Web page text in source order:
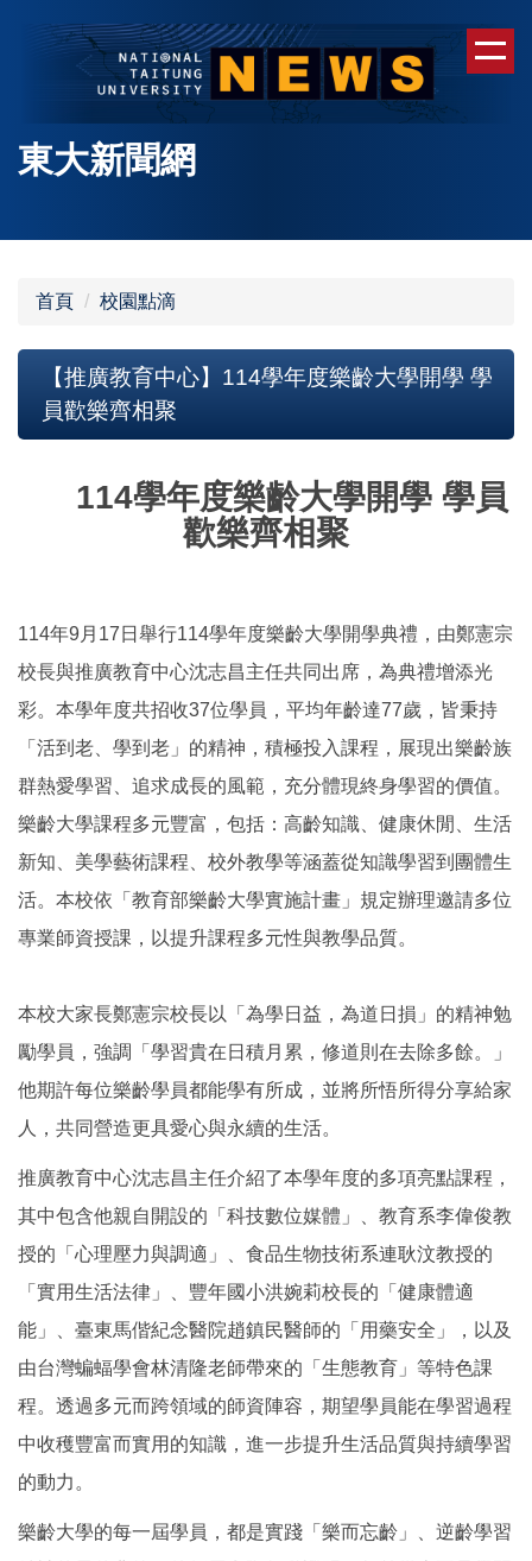
容
東大新聞網
首頁 校園點滴
【推廣教育中心】114學年度樂齡大學開學 學
員歡樂齊相聚
114學年度樂齡大學開學 學員
歡樂齊相聚
114年9月17日舉行114學年度樂齡大學開學典禮，由鄭憲宗
校長與推廣教育中心沈志昌主任共同出席，為典禮增添光
彩。本學年度共招收37位學員，平均年齡達77歲，皆秉持
「活到老、學到老」的精神，積極投入課程，展現出樂齡族
群熱愛學習、追求成長的風範，充分體現終身學習的價值。
樂齡大學課程多元豐富，包括：高齡知識、健康休閒、生活
新知、美學藝術課程、校外教學等涵蓋從知識學習到團體生
活。本校依「教育部樂齡大學實施計畫」規定辦理邀請多位
專業師資授課，以提升課程多元性與教學品質。
本校大家長鄭憲宗校長以「為學日益，為道日損」的精神勉
勵學員，強調「學習貴在日積月累，修道則在去除多餘。」
他期許每位樂齡學員都能學有所成，並將所悟所得分享給家
人，共同營造更具愛心與永續的生活。
推廣教育中心沈志昌主任介紹了本學年度的多項亮點課程，
其中包含他親自開設的「科技數位媒體」、教育系李偉俊教
授的「心理壓力與調適」、食品生物技術系連耿汶教授的
「實用生活法律」、豐年國小洪婉莉校長的「健康體適
能」、臺東馬偕紀念醫院趙鎮民醫師的「用藥安全」，以及
由台灣蝙蝠學會林清隆老師帶來的「生態教育」等特色課
程。透過多元而跨領域的師資陣容，期望學員能在學習過程
中收穫豐富而實用的知識，進一步提升生活品質與持續學習
的動力。
樂齡大學的每一屆學員，都是實踐「樂而忘齡」、逆齡學習